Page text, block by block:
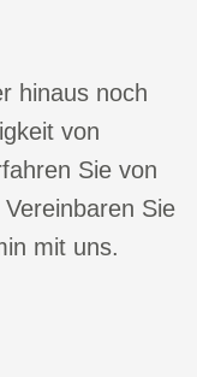
hinaus noch
von
Sie von
Sie
mit uns.